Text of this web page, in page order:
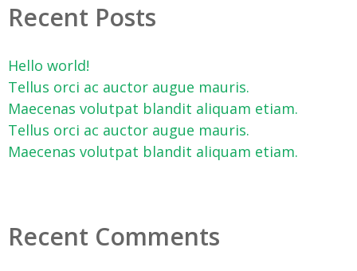
Recent Posts
Hello world!
Tellus orci ac auctor augue mauris.
Maecenas volutpat blandit aliquam etiam.
Tellus orci ac auctor augue mauris.
Maecenas volutpat blandit aliquam etiam.
Recent Comments